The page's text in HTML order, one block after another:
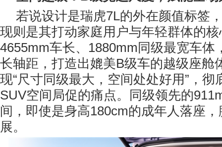
若说设计是瑞虎7L的外在颜值标签
现则是其打动家庭用户与年轻群体的
4655mm车长、1880mm同级最宽车体
长轴距，打造出媲美B级车的越级座舱
现“尺寸同级最大，空间处处好用”，彻
SUV空间局促的痛点。同级领先的
间，即使是身高180cm的成年人落座
展。